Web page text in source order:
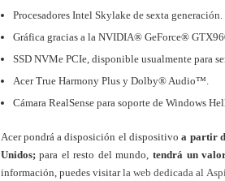
Procesadores Intel Skylake de sexta generación.
Gráfica gracias a la NVIDIA® GeForce®
SSD NVMe PCIe, disponible usualmente para
Acer True Harmony Plus y Dolby® Audio™.
Cámara RealSense para soporte de Windows
Acer pondrá a disposición el dispositivoa partir
Unidos; para el resto del mundo,tendrá un
información, puedes visitarla web dedicada al